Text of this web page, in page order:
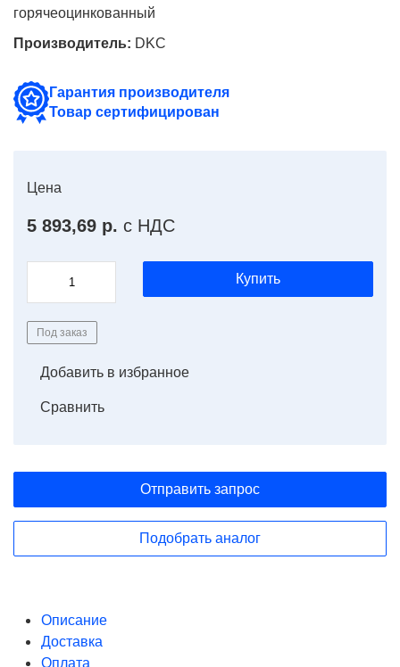
горячеоцинкованный
Производитель: DKC
Гарантия производителя
Товар сертифицирован
Цена
5 893,69 р. с НДС
Купить
Под заказ
Добавить в избранное
Сравнить
Отправить запрос
Подобрать аналог
Описание
Доставка
Оплата